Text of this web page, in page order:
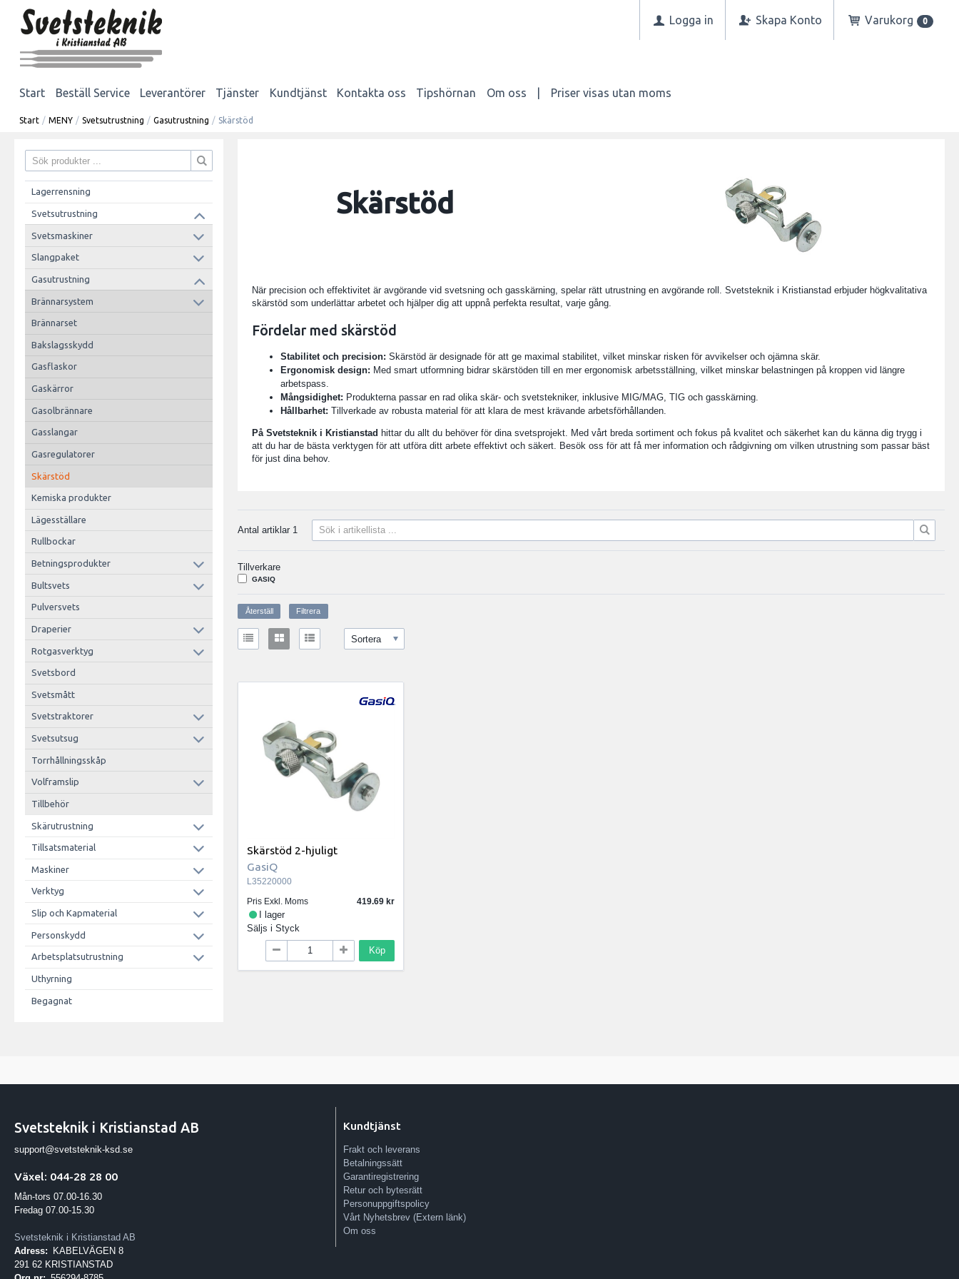
Logga in Skapa Konto Varukorg 0
Start Beställ Service Leverantörer Tjänster Kundtjänst Kontakta oss Tipshörnan Om oss Priser visas utan moms
Start / MENY / Svetsutrustning / Gasutrustning / Skärstöd
Lagerrensning
Svetsutrustning
Svetsmaskiner
Slangpaket
Gasutrustning
Brännarsystem
Brännarset
Bakslagsskydd
Gasflaskor
Gaskärror
Gasolbrännare
Gasslangar
Gasregulatorer
Skärstöd
Kemiska produkter
Lägesställare
Rullbockar
Betningsprodukter
Bultsvets
Pulversvets
Draperier
Rotgasverktyg
Svetsbord
Svetsmått
Svetstraktorer
Svetsutsug
Torrhållningsskåp
Volframslip
Tillbehör
Skärutrustning
Tillsatsmaterial
Maskiner
Verktyg
Slip och Kapmaterial
Personskydd
Arbetsplatsutrustning
Uthyrning
Begagnat
Skärstöd
När precision och effektivitet är avgörande vid svetsning och gasskärning, spelar rätt utrustning en avgörande roll. Svetsteknik i Kristianstad erbjuder högkvalitativa
skärstöd som underlättar arbetet och hjälper dig att uppnå perfekta resultat, varje gång.
Fördelar med skärstöd
Stabilitet och precision: Skärstöd är designade för att ge maximal stabilitet, vilket minskar risken för avvikelser och ojämna skär.
Ergonomisk design: Med smart utformning bidrar skärstöden till en mer ergonomisk arbetsställning, vilket minskar belastningen på kroppen vid längre
arbetspass.
Mångsidighet: Produkterna passar en rad olika skär- och svetstekniker, inklusive MIG/MAG, TIG och gasskärning.
Hållbarhet: Tillverkade av robusta material för att klara de mest krävande arbetsförhållanden.
På Svetsteknik i Kristianstad hittar du allt du behöver för dina svetsprojekt. Med vårt breda sortiment och fokus på kvalitet och säkerhet kan du känna dig trygg i
att du har de bästa verktygen för att utföra ditt arbete effektivt och säkert. Besök oss för att få mer information och rådgivning om vilken utrustning som passar bäst
för just dina behov.
Antal artiklar 1
Tillverkare
GASIQ
Sortera
Skärstöd 2-hjuligt
GasiQ
L35220000
Pris Exkl. Moms
419.69
I lager
Säljs iStyck
Köp
Svetsteknik i Kristianstad AB
support@svetsteknik-ksd.se
Växel: 044-28 28 00
Mån-tors 07.00-16.30
Fredag 07.00-15.30
Svetsteknik i Kristianstad AB
Adress:
KABELVÄGEN 8
291 62 KRISTIANSTAD
Kundtjänst
Frakt och leverans
Betalningssätt
Garantiregistrering
Retur och bytesrätt
Personuppgiftspolicy
Vårt Nyhetsbrev (Extern länk)
Om oss